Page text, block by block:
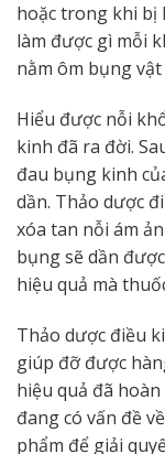
hoặc trong khi
làm được gì mỗi
nằm ôm bụng
Hiểu được nỗi
kinh đã ra đời.
đau bụng kinh
dần. Thảo dược
xóa tan nỗi ám
bụng sẽ dần
hiệu quả mà
Thảo dược điều
giúp đỡ được
hiệu quả đã
đang có vấn đề
phẩm để giải